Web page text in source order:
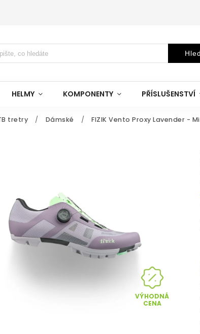
HELMY KOMPONENTY PŘÍSLUŠENSTVÍ
tretry / Dámské / FIZIK Vento Proxy Lavender -
VÝHODNÁ
CENA